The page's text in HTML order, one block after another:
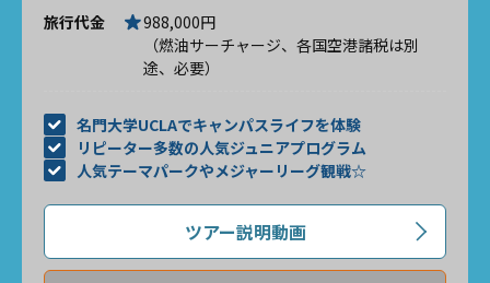
旅行代金
988,000円
（燃油サーチャージ、各国空港諸税は別
途、必要）
名門大学UCLAでキャンパスライフを体験
リピーター多数の人気ジュニアプログラム
人気テーマパークやメジャーリーグ観戦☆
ツアー説明動画